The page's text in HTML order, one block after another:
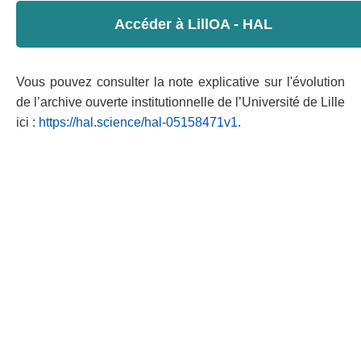
Accéder à LillOA - HAL
Vous pouvez consulter la note explicative sur l'évolution
de l’archive ouverte institutionnelle de l’Université de Lille
ici : https://hal.science/hal-05158471v1.